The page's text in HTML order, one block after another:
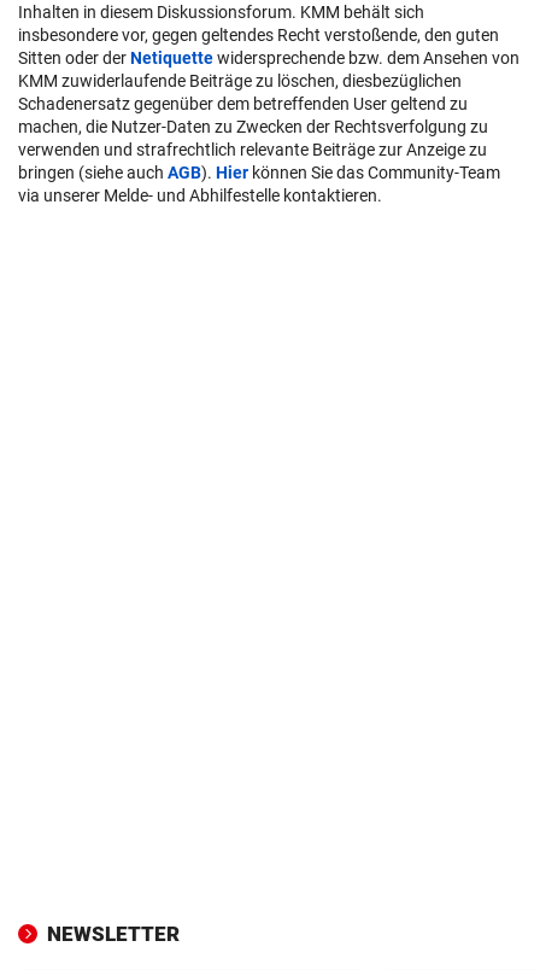
Inhalten in diesem Diskussionsforum. KMM behält sich
insbesondere vor, gegen geltendes Recht verstoßende, den guten
Sitten oder derNetiquettewidersprechende bzw. dem Ansehen von
KMM zuwiderlaufende Beiträge zu löschen, diesbezüglichen
Schadenersatz gegenüber dem betreffenden User geltend zu
machen, die Nutzer-Daten zu Zwecken der Rechtsverfolgung zu
verwenden und strafrechtlich relevante Beiträge zur Anzeige zu
bringen (siehe auch AGB). Hier können Sie das Community-Team
via unserer Melde- und Abhilfestelle kontaktieren.
NEWSLETTER